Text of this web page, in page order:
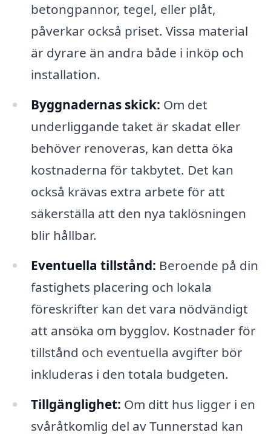
betongpannor, tegel, eller plåt,
påverkar också priset. Vissa material
är dyrare än andra både i inköp och
installation.
Byggnadernas skick: Om det
underliggande taket är skadat eller
behöver renoveras, kan detta öka
kostnaderna för takbytet. Det kan
också krävas extra arbete för att
säkerställa att den nya taklösningen
blir hållbar.
Eventuella tillstånd: Beroende på din
fastighets placering och lokala
föreskrifter kan det vara nödvändigt
att ansöka om bygglov. Kostnader för
tillstånd och eventuella avgifter bör
inkluderas i den totala budgeten.
Tillgänglighet: Om ditt hus ligger i en
svåråtkomlig del av Tunnerstad kan